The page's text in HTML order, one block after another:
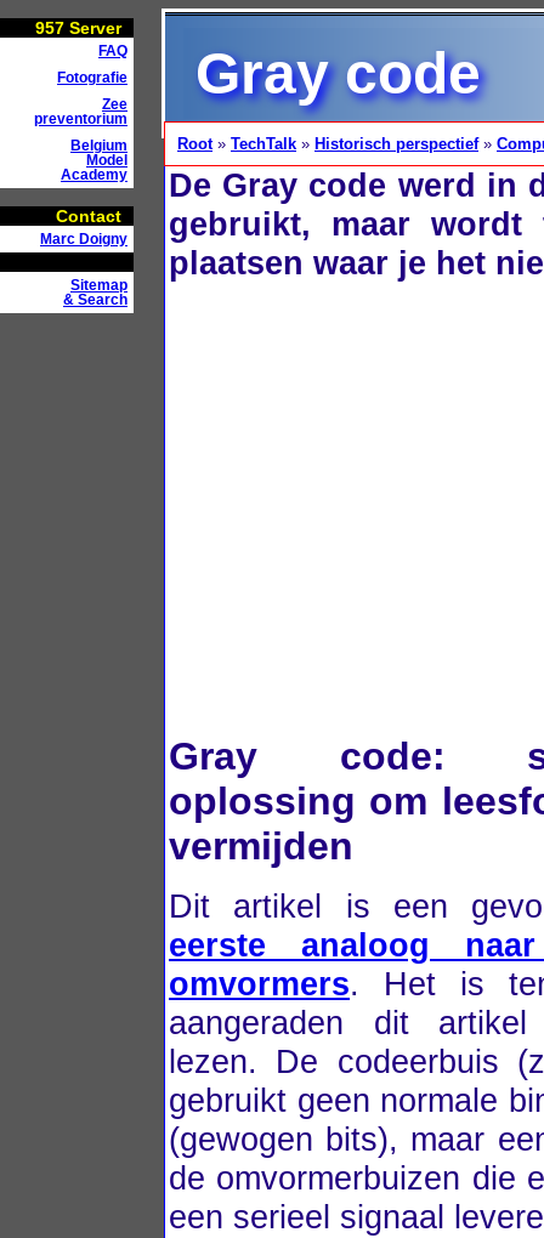
957 Server
FAQ
Fotografie
Zee
preventorium
Belgium
Model
Academy
Contact
Marc Doigny
Sitemap
& Search
Gray code
Root» TechTalk » Historisch perspectief»
De Gray code werd in
gebruikt, maar wordt
plaatsen waar je het
Gray code:
oplossing om
vermijden
Dit artikel is een
eerste analoog
omvormers. Het is
aangeraden dit
lezen. De codeerbuis
gebruikt geen normale
(gewogen bits), maar
de omvormerbuizen die
een serieel signaal